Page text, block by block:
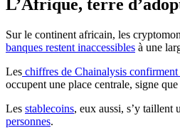
L’Afrique, terre
Sur le continent africain, les
banques restent inaccessibles à une
Les chiffres de Chainalysis confirment
occupent une place centrale, signe
Les stablecoins, eux aussi, s’y taillent
personnes.